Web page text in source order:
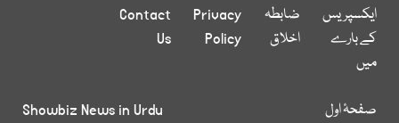
ایکسپریس
کے بارے
میں
ضابطہ
اخلاق
Privacy
Policy
Contact
Us
صفحۂ اول
Showbiz News in Urdu